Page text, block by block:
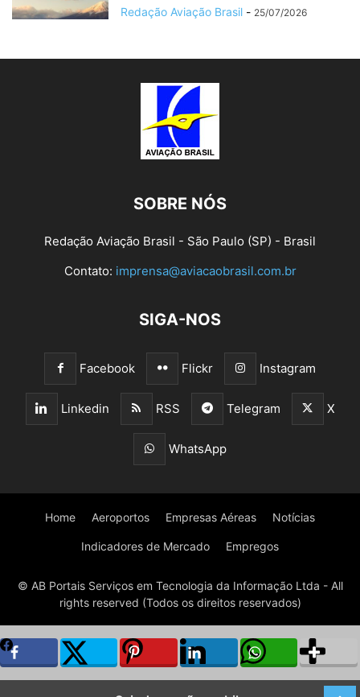
Redação Aviação Brasil - 25/07/2026
SOBRE NÓS
Redação Aviação Brasil - São Paulo (SP) - Brasil
Contato: imprensa@aviacaobrasil.com.br
SIGA-NOS
Facebook Flickr Instagram
Linkedin RSS Telegram X
WhatsApp
Home Aeroportos Empresas Aéreas Notícias
Indicadores de Mercado Empregos
© AB Portais Serviços em Tecnologia da Informação Ltda - All
rights reserved (Todos os direitos reservados)